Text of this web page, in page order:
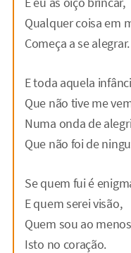
Qualquer coisa em
Começa a se alegrar.
E toda aquela
Que não tive me
Numa onda de
Que não foi de
Se quem fui é
E quem serei visão,
Quem sou ao
Isto no coração.